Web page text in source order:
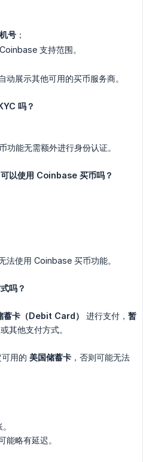
号 ；
支持范围。
展示其他可用的买币服务商。
吗？
能无需额外进行身份认证。
以使用 Coinbase 买币吗？
法使用 Coinbase 买币功能。
吗？
卡（Debit Card） 进行支付， 暂
或其他支付方式。
用的 美国储蓄卡 ，否则可能无法
能略有延迟。